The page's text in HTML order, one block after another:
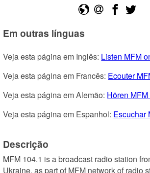
Em outras línguas
Veja esta página em Inglês: Listen MFM
Veja esta página em Francês: Ecouter
Veja esta página em Alemão: Hören
Veja esta página em Espanhol: Escuchar
Descrição
MFM 104.1 is a broadcast radio station
Ukraine, as part of MFM network of radio